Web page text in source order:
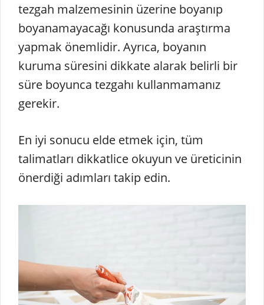
tezgah malzemesinin üzerine boyanıp
boyanamayacağı konusunda araştırma
yapmak önemlidir. Ayrıca, boyanın
kuruma süresini dikkate alarak belirli bir
süre boyunca tezgahı kullanmamanız
gerekir.
En iyi sonucu elde etmek için, tüm
talimatları dikkatlice okuyun ve üreticinin
önerdiği adımları takip edin.